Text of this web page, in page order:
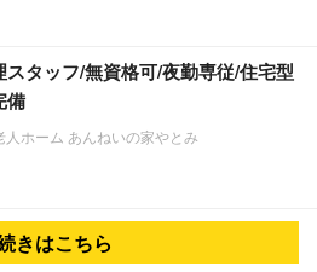
スタッフ/無資格可/夜勤専従/住宅型
備
ホーム あんねいの家やとみ
きはこちら